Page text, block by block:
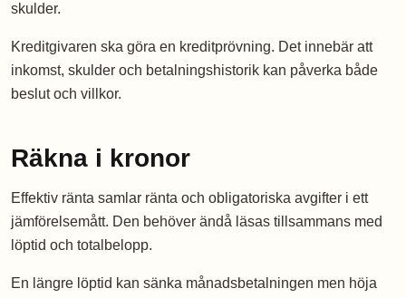
skulder.
Kreditgivaren ska göra en kreditprövning. Det innebär att
inkomst, skulder och betalningshistorik kan påverka både
beslut och villkor.
Räkna i kronor
Effektiv ränta samlar ränta och obligatoriska avgifter i ett
jämförelsemått. Den behöver ändå läsas tillsammans med
löptid och totalbelopp.
En längre löptid kan sänka månadsbetalningen men höja